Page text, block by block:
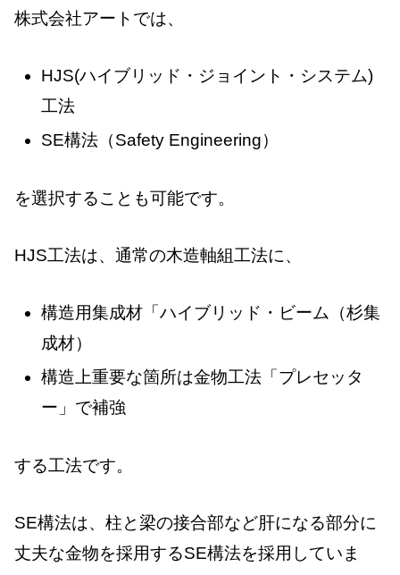
株式会社アートでは、
HJS(ハイブリッド・ジョイント・システム)
工法
SE構法（Safety Engineering）
を選択することも可能です。
HJS工法は、通常の木造軸組工法に、
構造用集成材「ハイブリッド・ビーム（杉集
成材）
構造上重要な箇所は金物工法「プレセッタ
ー」で補強
する工法です。
SE構法は、柱と梁の接合部など肝になる部分に
丈夫な金物を採用するSE構法を採用していま